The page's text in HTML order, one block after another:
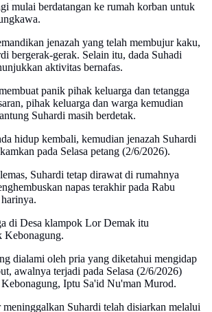
mulai berdatangan ke rumah korban untuk
jenazah yang telah membujur kaku,
bergerak-gerak. Selain itu, dada Suhadi
aktivitas bernafas.
panik pihak keluarga dan tetangga
pihak keluarga dan warga kemudian
Suhardi masih berdetak.
hidup kembali, kemudian jenazah Suhardi
pada Selasa petang (2/6/2026).
Suhardi tetap dirawat di rumahnya
napas terakhir pada Rabu
di Desa klampok Lor Demak itu
Kebonagung.
dialami oleh pria yang diketahui mengidap
awalnya terjadi pada Selasa (2/6/2026)
Iptu Sa'id Nu'man Murod.
Suhardi telah disiarkan melalui